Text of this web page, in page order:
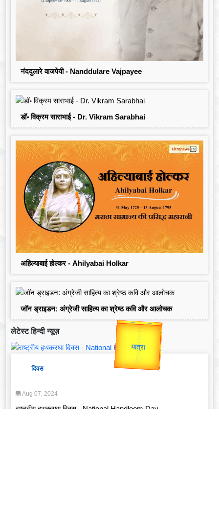
नंददुलारे वाजपेयी - Nanddulare Vajpayee
डॉ॰ विक्रम साराभाई - Dr. Vikram Sarabhai
अहिल्याबाई होल्कर - Ahilyabai Holkar
जॉन ड्राइडन: अंग्रेजी साहित्य का श्रेष्ठ कवि और आलोचक
लेटेस्ट हिन्दी न्यूज़
दिवस
Aug 07, 2024
राष्ट्रीय हथकरघा दिवस - National Handloom Day
उप प्रधानमंत्री
Valentine's
उपराष्ट्रपति
यात्रा
unTV Special